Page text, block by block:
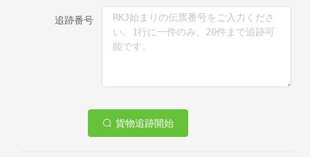
追跡番号
貨物追跡開始